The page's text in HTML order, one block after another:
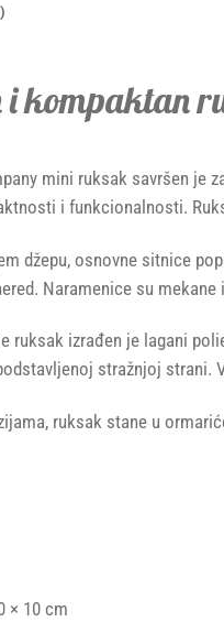
kompaktan
mini ruksak savršen je
i funkcionalnosti.
džepu, osnovne sitnice
Naramenice su
ruksak izrađen je lagani
stražnjoj strani.
ruksak stane u
× 10 cm